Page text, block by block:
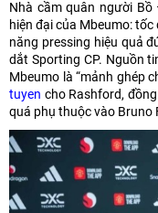
Nhà cầm quân người
hiện đại của Mbeumo:
năng pressing hiệu quả
dắt Sporting CP. Nguồn
Mbeumo là “mảnh ghép
tuyen cho Rashford,
quá phụ thuộc vào Bruno